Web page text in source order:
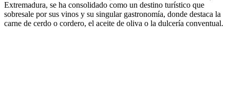
Extremadura, se ha consolidado como un destino turístico que
sobresale por sus vinos y su singular gastronomía, donde destaca la
carne de cerdo o cordero, el aceite de oliva o la dulcería conventual.